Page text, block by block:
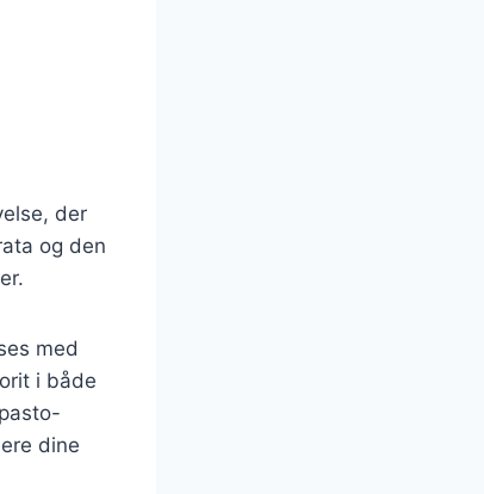
der
og den
med
i både
dine